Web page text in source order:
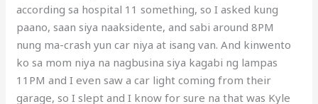
according sa hospital 11 something, so I asked kung
paano, saan siya naaksidente, and sabi around 8PM
nung ma-crash yun car niya at isang van. And kinwento
ko sa mom niya na nagbusina siya kagabi ng lampas
11PM and I even saw a car light coming from their
garage, so I slept and I know for sure na that was Kyle